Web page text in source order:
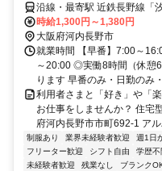
沿線・最寄駅 近鉄長野線「
時給1,300円～1,380円
大阪府河内長野市
就業時間 【早番】7:00～
～20:00 ◎実働8時間（休
ります 早番のみ・日勤のみ
利用者さまと「好き」や「
お仕事をしませんか？ 住宅
府河内長野市市町692-1 ア
制服あり 業界未経験者歓迎 週1日
フリーター歓迎
シフト自由 学歴不
未経験者歓迎
残業なし ブランク